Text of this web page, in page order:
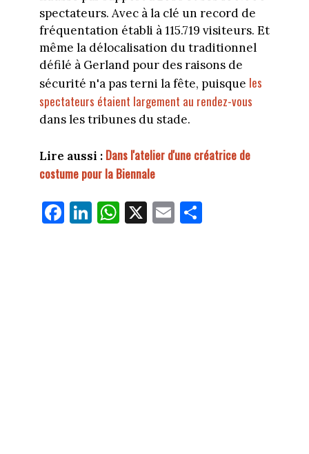
spectateurs. Avec à la clé un record de
fréquentation établi à 115.719 visiteurs. Et
même la délocalisation du traditionnel
défilé à Gerland pour des raisons de
sécurité n'a pas terni la fête, puisque les
spectateurs étaient largement au rendez-vous
dans les tribunes du stade.
Lire aussi : Dans l'atelier d'une créatrice de
costume pour la Biennale
Fa
ce
Li
nk
W
ha
X E
m
Pa
rt